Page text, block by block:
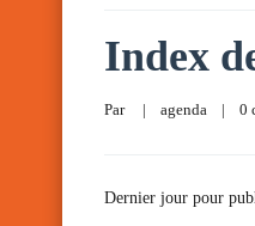
Index
Par | agenda | 0
Dernier jour pour